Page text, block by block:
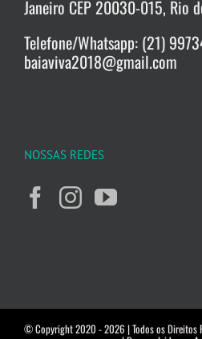
Janeiro CEP 20030-015, Rio
Telefone/Whatsapp: (21)
baiaviva2018@gmail.com
NOSSAS REDES
© Copyright 2020 -2026 | Todos os Direitos